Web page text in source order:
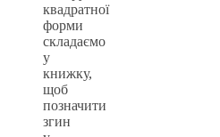
квадратної
форми
складаємо
у
книжку,
щоб
позначити
згин